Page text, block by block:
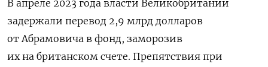
В апреле 2023 года власти Великобритании
задержали перевод 2,9 млрд долларов
от Абрамовича в фонд, заморозив
их на британском счете. Препятствия при